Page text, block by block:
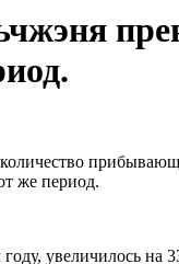
же период.
увеличилось